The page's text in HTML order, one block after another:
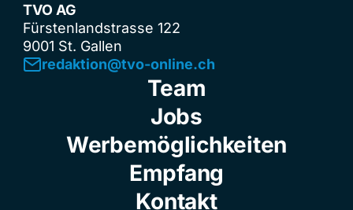
TVO AG
Fürstenlandstrasse 122
9001 St. Gallen
redaktion@tvo-online.ch
Team
Jobs
Werbemöglichkeiten
Empfang
Kontakt